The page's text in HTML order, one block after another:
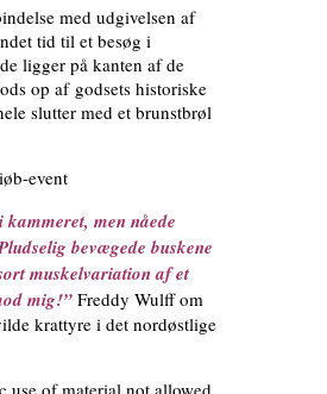
med udgivelsen af
tid til et besøg i
ligger på kanten af de
op af godsets historiske
slutter med et brunstbrøl
men nåede
bevægede buskene
muskelvariation af et
mig!” Freddy Wulff om
krattyre i det nordøstlige